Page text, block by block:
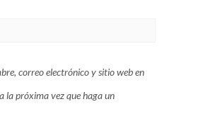
correo electrónico y sitio web en
la próxima vez que haga un